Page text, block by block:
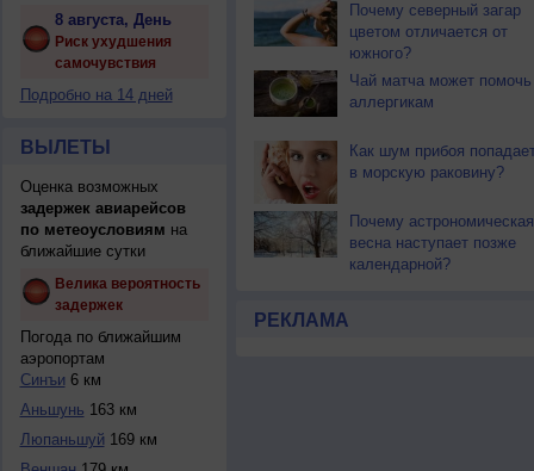
8 августа, День
Риск ухудшения
самочувствия
Подробно на 14 дней
ВЫЛЕТЫ
Оценка возможных
задержек авиарейсов
по метеоусловиям на
ближайшие сутки
Велика вероятность
задержек
Погода по ближайшим
аэропортам
Синъи 6 км
Аньшунь 163 км
Люпаньшуй 169 км
Почему северный загар
цветом отличается от
южного?
Чай матча может помочь
аллергикам
Как шум прибоя
в морскую раковину?
Почему астрономическая
весна наступает позже
календарной?
РЕКЛАМА